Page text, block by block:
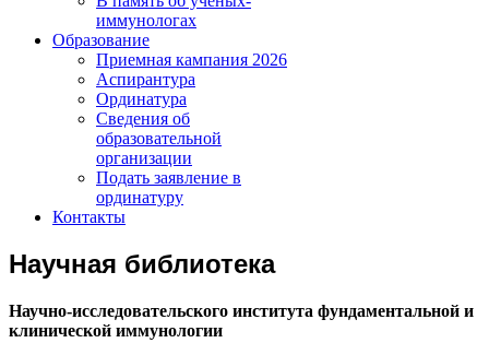
иммунологах
Образование
Приемная кампания 2026
Аспирантура
Ординатура
Сведения об
образовательной
организации
Подать заявление в
ординатуру
Контакты
Научная библиотека
Научно-исследовательского института фундаментальной и
клинической иммунологии